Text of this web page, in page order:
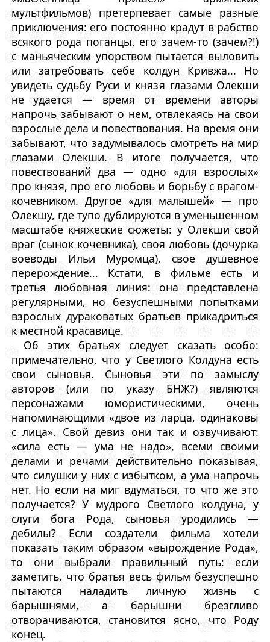
мультфильмов) претерпевает самые разные
приключения: его постоянно крадут в рабство
всякого рода поганцы, его зачем-то (зачем?!)
с маньяческим упорством пытается выловить
или затребовать себе колдун Кривжа... Но
увидеть судьбу Руси и князя глазами Олекши
не удается — время от времени авторы
напрочь забывают о нем, отвлекаясь на свои
взрослые дела и повествования. На время они
забывают, что задумывалось смотреть на мир
глазами Олекши. В итоге получается, что
повествований два — одно «для взрослых»
про князя, про его любовь и борьбу с врагом-
кочевником. Другое «для малышей» — про
Олекшу, где тупо дублируются в уменьшенном
масштабе княжеские сюжеты: у Олекши свой
враг (сынок кочевника), своя любовь (дочурка
воеводы Ильи Муромца), свое душевное
перерождение... Кстати, в фильме есть и
третья любовная линия: она представлена
регулярными, но безуспешными попытками
взрослых дураковатых братьев прикадриться
к местной красавице.
Об этих братьях следует сказать особо:
примечательно, что у Светлого Колдуна есть
свои сыновья. Сыновья эти по замыслу
авторов (или по указу БНЖ?) являются
персонажами юмористическими, очень
напоминающими «двое из ларца, одинаковы
с лица». Свой девиз они так и озвучивают:
«сила есть — ума не надо», всеми своими
делами и речами действительно показывая,
что силушки у них с избытком, а ума напрочь
нет. Но если на миг вдуматься, то что же это
получается? У мудрого Светлого колдуна, у
слуги бога Рода, сыновья уродились —
дебилы? Если создатели фильма хотели
показать таким образом «вырождение Рода»,
то они выбрали правильный путь: если
заметить, что братья весь фильм безуспешно
пытаются наладить личную жизнь с
барышнями, а барышни брезгливо
отворачиваются, становится ясно, что Роду
конец.